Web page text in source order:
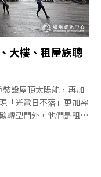
大樓、租屋族聰
裝設屋頂太陽能，再加
「光電日不落」更加容
轉型門外，他們是租屋
的案例，它們代表創新
電氣化溫澤爾